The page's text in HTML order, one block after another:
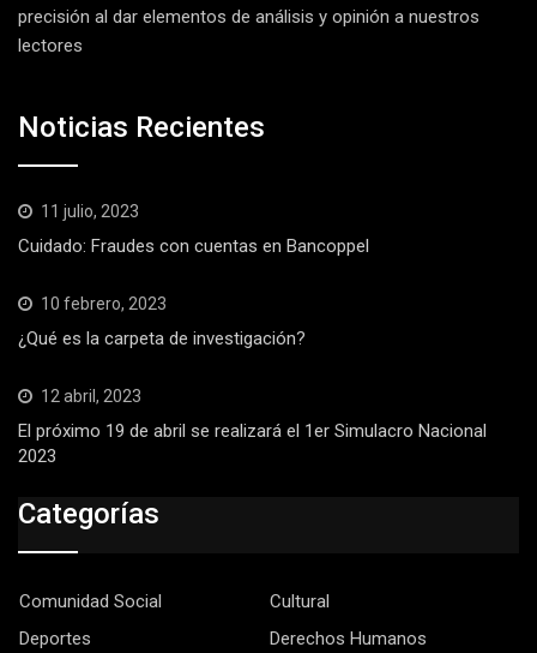
precisión al dar elementos de análisis y opinión a nuestros
lectores
Noticias Recientes
11 julio, 2023
Cuidado: Fraudes con cuentas en Bancoppel
10 febrero, 2023
¿Qué es la carpeta de investigación?
12 abril, 2023
El próximo 19 de abril se realizará el 1er Simulacro Nacional
2023
Categorías
Comunidad Social
Cultural
Deportes
Derechos Humanos